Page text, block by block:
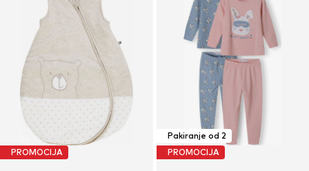
PROMOCIJA
Pakiranje od 2
PROMOCIJA